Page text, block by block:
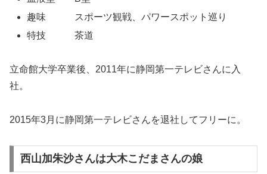
趣味 スポーツ観戦、パワースポット巡り
特技 茶道
立命館大学卒業後、2011年に静岡第一テレビさんに入
社。
2015年3月に静岡第一テレビさんを退社してフリーに。
西山加朱沙さんは大木こだまさんの娘